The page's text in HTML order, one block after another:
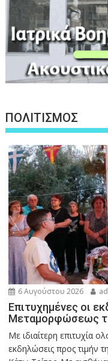
ΠΟΛΙΤΙΣΜΟΣ
6 Αυγούστου 2026
Επιτυχημένες οι
Μεταμορφώσεως
Με ιδιαίτερη επιτυχία
εκδηλώσεις προς τιμήν